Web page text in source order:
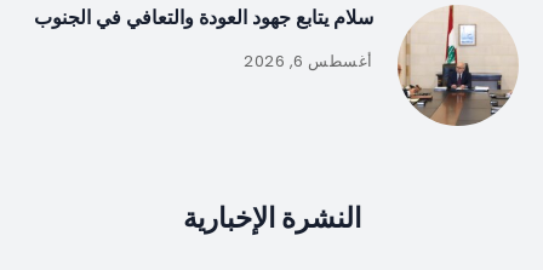
سلام يتابع جهود العودة والتعافي في الجنوب
أغسطس 6, 2026
النشرة الإخبارية